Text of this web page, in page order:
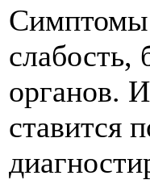
Симптомы
слабость,
органов.
ставится